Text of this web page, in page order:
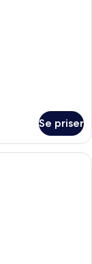
Se priser
kvalitet, dundyner